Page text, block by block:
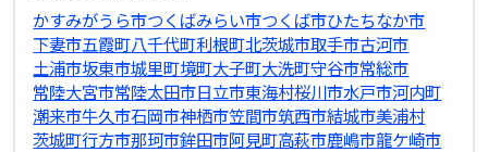
かすみがうら市つくばみらい市つくば市ひたちなか市
下妻市五霞町八千代町利根町北茨城市取手市古河市
土浦市坂東市城里町境町大子町大洗町守谷市常総市
常陸大宮市常陸太田市日立市東海村桜川市水戸市河内町
潮来市牛久市石岡市神栖市笠間市筑西市結城市美浦村
茨城町行方市那珂市鉾田市阿見町高萩市鹿嶋市龍ケ崎市